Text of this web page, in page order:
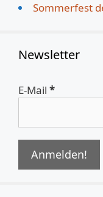
Sommerfest
Newsletter
E-Mail *